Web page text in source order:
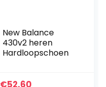
New Balance
430v2 heren
Hardloopschoen